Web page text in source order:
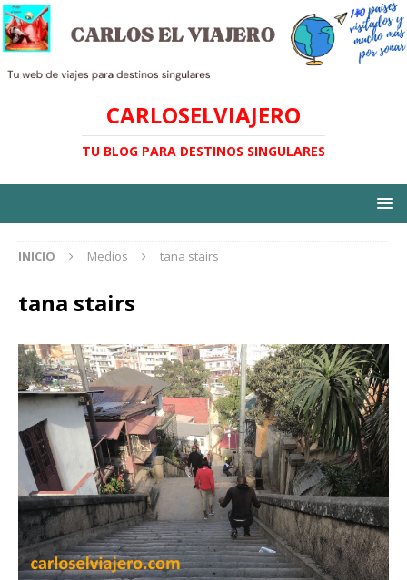
CARLOSELVIAJERO
TU BLOG PARA DESTINOS SINGULARES
INICIO Medios tana stairs
tana stairs